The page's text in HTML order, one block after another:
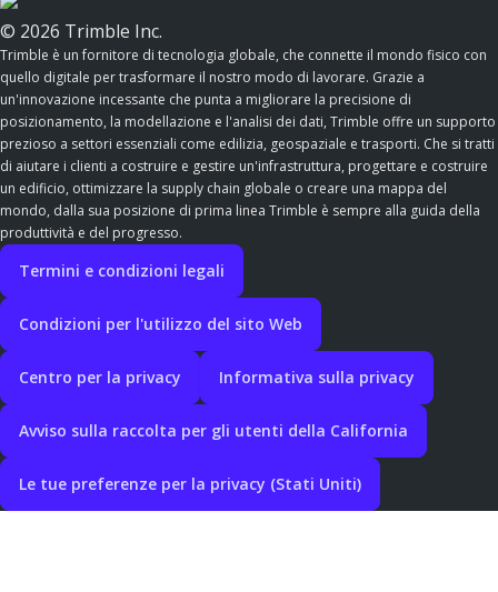
© 2026 Trimble Inc.
Trimble è un fornitore di tecnologia globale, che connette il mondo fisico con
quello digitale per trasformare il nostro modo di lavorare. Grazie a
un'innovazione incessante che punta a migliorare la precisione di
posizionamento, la modellazione e l'analisi dei dati, Trimble offre un supporto
prezioso a settori essenziali come edilizia, geospaziale e trasporti. Che si tratti
di aiutare i clienti a costruire e gestire un'infrastruttura, progettare e costruire
un edificio, ottimizzare la supply chain globale o creare una mappa del
mondo, dalla sua posizione di prima linea Trimble è sempre alla guida della
produttività e del progresso.
Termini e condizioni legali
Condizioni per l'utilizzo del sito Web
Centro per la privacy Informativa sulla privacy
Avviso sulla raccolta per gli utenti della California
Le tue preferenze per la privacy (Stati Uniti)